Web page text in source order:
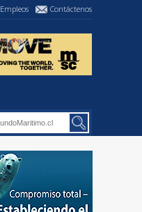
Empleos Contáctenos